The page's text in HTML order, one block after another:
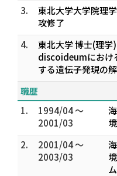
3.
東北大学大学院理
攻修了
4.
東北大学 博士(理
discoideumにおけ
する遺伝子発現の
職歴
1.
1994/04 ～
2001/03
2.
2001/04 ～
2003/03